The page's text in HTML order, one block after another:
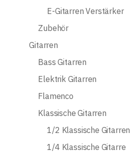
E-Gitarren Verstärker
Zubehör
Gitarren
Bass Gitarren
Elektrik Gitarren
Flamenco
Klassische Gitarren
1/2 Klassische Gitarren
1/4 Klassische Gitarre